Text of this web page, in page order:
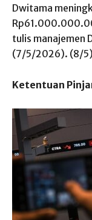
Dwitama
tulis manajemen
(7/5/2026). (8/
Ketentuan